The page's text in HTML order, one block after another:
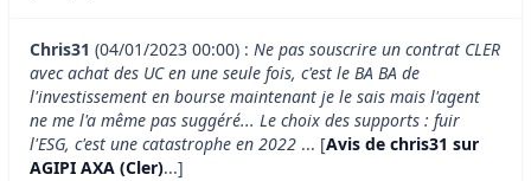
Chris31 (04/01/2023 00:00) : Ne pas souscrire un contrat CLER
avec achat des UC en une seule fois, c'est le BA BA de
l'investissement en bourse maintenant je le sais mais l'agent
ne me l'a même pas suggéré... Le choix des supports : fuir
l'ESG, c'est une catastrophe en 2022 ... [Avis de chris31 sur
AGIPI AXA (Cler)...]